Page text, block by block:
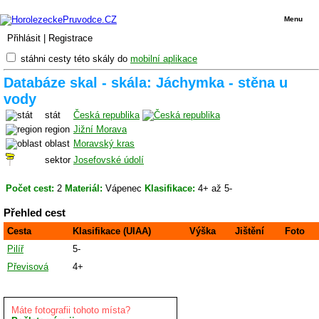
Přihlásit Registrace
Menu
stáhni cesty této skály do mobilní aplikace
Databáze skal - skála: Jáchymka - stěna u
vody
stát
Česká republika
region Jižní Morava
oblast Moravský kras
sektor Josefovské údolí
Počet cest: 2 Materiál: Vápenec Klasifikace: 4+ až 5-
Přehled cest
Cesta Klasifikace (UIAA) Výška Jištění
Foto
Pilíř
5-
Převisová
4+
Máte fotografii tohoto místa?